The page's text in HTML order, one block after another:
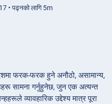
• पढ्नको लागि 5m
फरक-फरक हुने अनौठो, असामान्य,
सामना गर्नुहुनेछ, जुन एक अत्यन्त
व्यावहारिक उद्देश्य मात्र पूरा